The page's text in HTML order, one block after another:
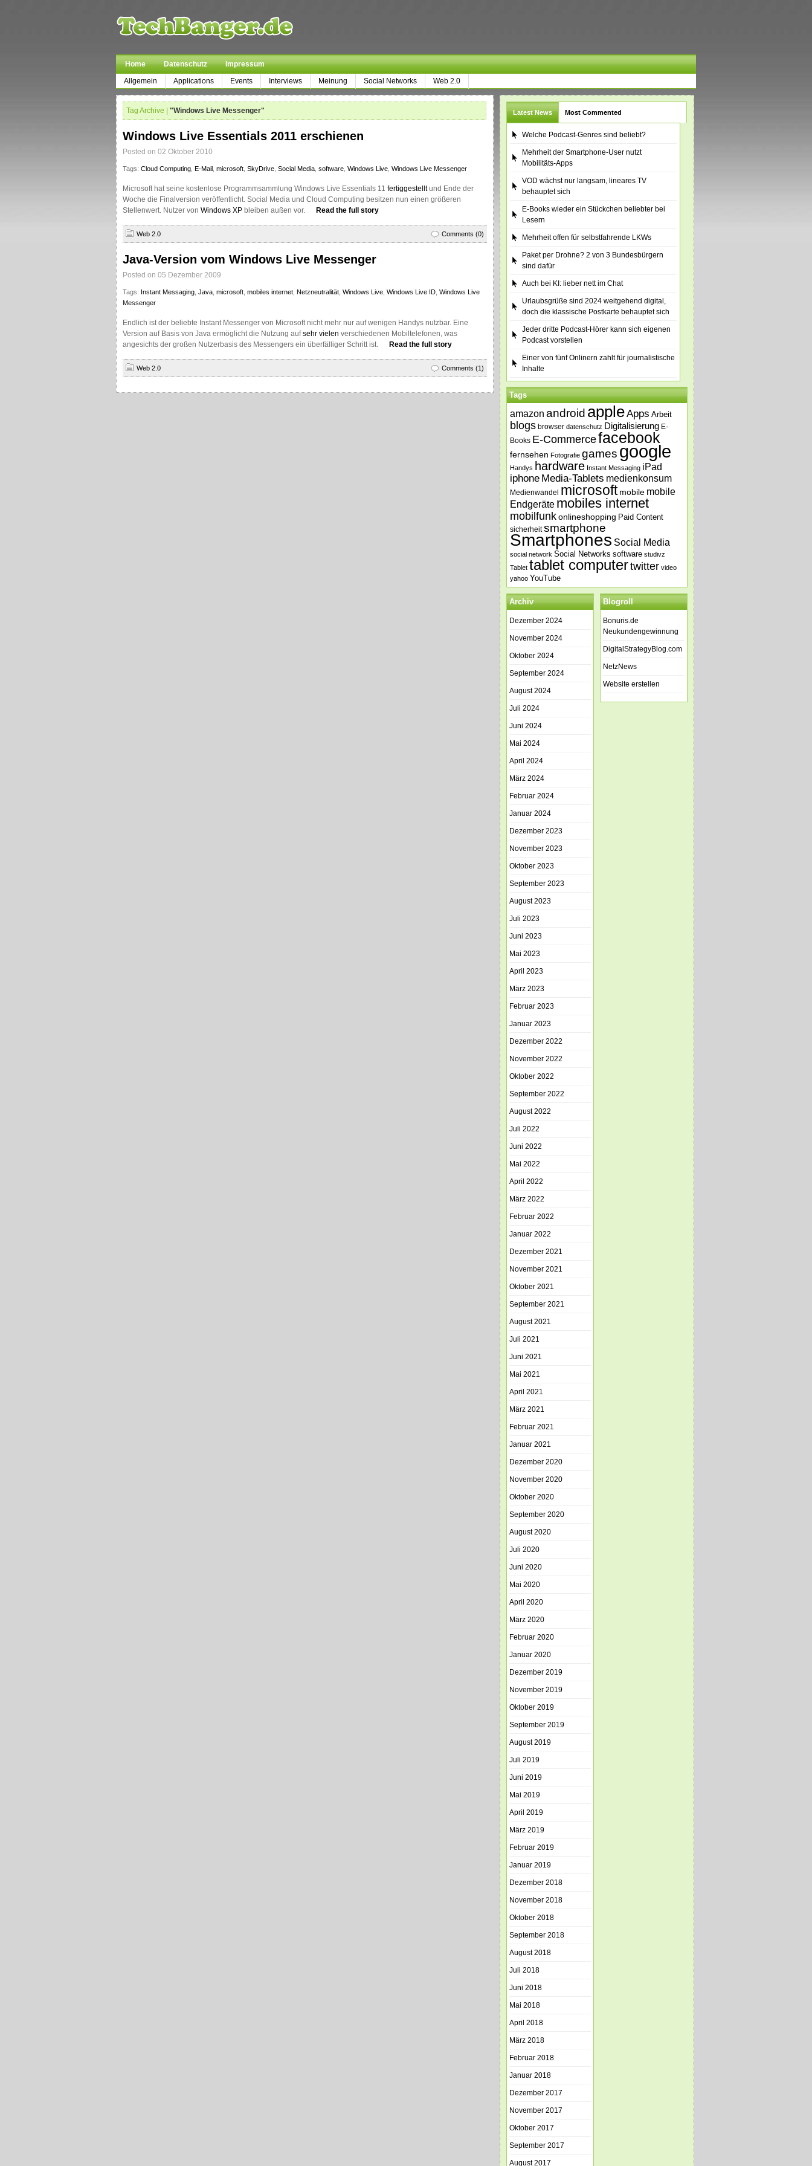
Home Datenschutz
Impressum
Allgemein
Applications Events Interviews Meinung Social Networks Web 2.0
Tag Archive | "Windows Live Messenger"
Windows Live Essentials 2011 erschienen
Posted on 02 Oktober 2010
Tags: Cloud Computing E-Mail microsoft SkyDrive Social Media software Windows Live Windows Live Messenger
Microsoft hat seine kostenlose Programmsammlung Windows Live Essentials 11 fertiggestelltund Ende der
Woche die Finalversion veröffentlicht. Social Media und Cloud Computing besitzen nun einen größeren
Stellenwert. Nutzer von Windows XP bleiben außen vor. Read the full story
Web 2.0 Comments (0)
Java-Version vom Windows Live Messenger
Posted on 05 Dezember 2009
Tags: Instant Messaging Java microsoft mobiles internet Netzneutralität Windows Live Windows Live ID Windows Live
Messenger
Endlich ist der beliebte Instant Messenger von Microsoft nicht mehr nur auf wenigen Handys nutzbar. Eine
Version auf Basis von Java ermöglicht die Nutzung aufsehr vielen verschiedenen Mobiltelefonen, was
angesichts der großen Nutzerbasis des Messengers ein überfälliger Schritt ist.
Read the full story
Web 2.0 Comments (1)
Latest News Most Commented
Welche Podcast-Genres sind beliebt?
Mehrheit der Smartphone-User nutzt
Mobilitäts-Apps
VOD wächst nur langsam, lineares TV
behauptet sich
E-Books wieder ein Stückchen beliebter bei
Lesern
Mehrheit offen für selbstfahrende LKWs
Paket per Drohne? 2 von 3 Bundesbürgern
sind dafür
Auch bei KI: lieber nett im Chat
Urlaubsgrüße sind 2024 weitgehend digital,
doch die klassische Postkarte behauptet sich
Jeder dritte Podcast-Hörer kann sich eigenen
Podcast vorstellen
Einer von fünf Onlinern zahlt für journalistische
Inhalte
Tags
amazon android appleApps Arbeit
blogs browser datenschutz Digitalisierung E-
Books E-Commercefacebook
fernsehen Fotografie games google
Handys hardware Instant Messaging iPad
iphone Media-Tablets medienkonsum
Medienwandel microsoft mobile mobile
Endgeräte mobiles internet
mobilfunkonlineshopping Paid Content
sicherheit smartphone
Smartphones Social Media
social network Social Networks software studivz
Tablet tablet computertwitter video
yahoo YouTube
Archiv
Dezember 2024
November 2024
Oktober 2024
September 2024
August 2024
Juli 2024
Juni 2024
Mai 2024
April 2024
März 2024
Februar 2024
Januar 2024
Dezember 2023
November 2023
Oktober 2023
September 2023
August 2023
Juli 2023
Juni 2023
Mai 2023
April 2023
März 2023
Februar 2023
Januar 2023
Dezember 2022
November 2022
Oktober 2022
September 2022
August 2022
Juli 2022
Juni 2022
Mai 2022
April 2022
März 2022
Februar 2022
Januar 2022
Dezember 2021
November 2021
Oktober 2021
September 2021
August 2021
Juli 2021
Juni 2021
Mai 2021
April 2021
März 2021
Februar 2021
Januar 2021
Dezember 2020
November 2020
Oktober 2020
September 2020
August 2020
Juli 2020
Juni 2020
Mai 2020
April 2020
März 2020
Februar 2020
Januar 2020
Dezember 2019
November 2019
Oktober 2019
September 2019
August 2019
Juli 2019
Juni 2019
Mai 2019
April 2019
März 2019
Februar 2019
Januar 2019
Dezember 2018
November 2018
Oktober 2018
September 2018
August 2018
Juli 2018
Juni 2018
Mai 2018
April 2018
März 2018
Februar 2018
Januar 2018
Dezember 2017
November 2017
Oktober 2017
September 2017
August 2017
Blogroll
Bonuris.de
Neukundengewinnung
DigitalStrategyBlog.com
NetzNews
Website erstellen